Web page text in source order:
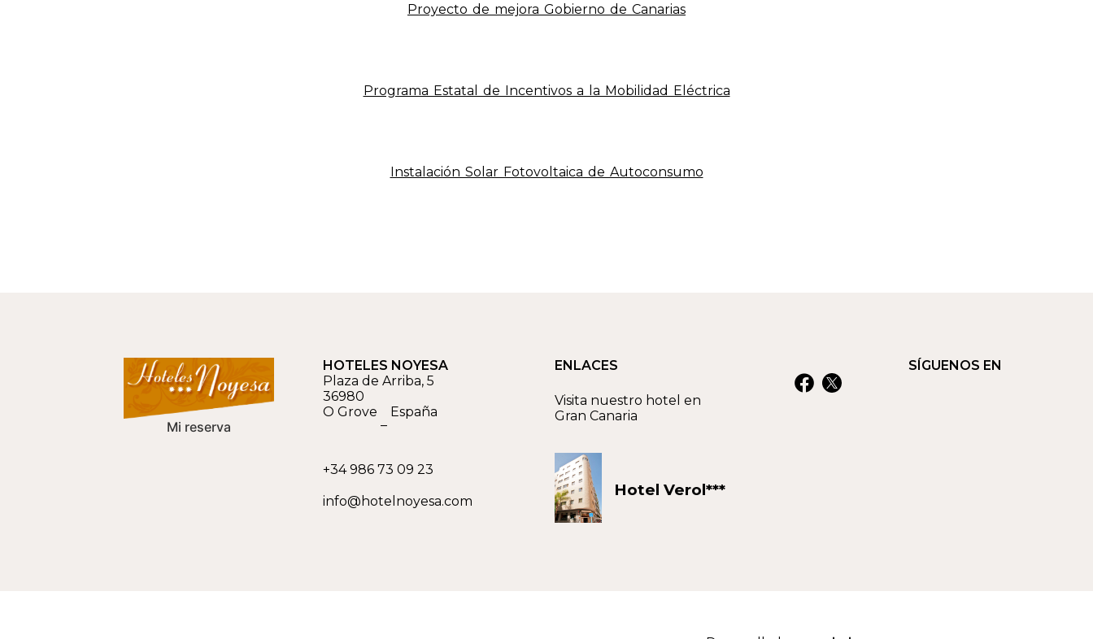
Proyecto de mejora Gobierno de Canarias
Programa Estatal de Incentivos a la Mobilidad Eléctrica
Instalación Solar Fotovoltaica de Autoconsumo
Mi reserva
HOTELES NOYESA
Plaza de Arriba, 5
36980
O Grove
–
España
+34 986 73 09 23
info@hotelnoyesa.com
ENLACES
Visita nuestro hotel en
Gran Canaria
Hotel Verol***
SÍGUENOS EN